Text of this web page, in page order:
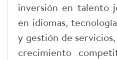
inversión en talento
en idiomas,
y gestión de
crecimiento